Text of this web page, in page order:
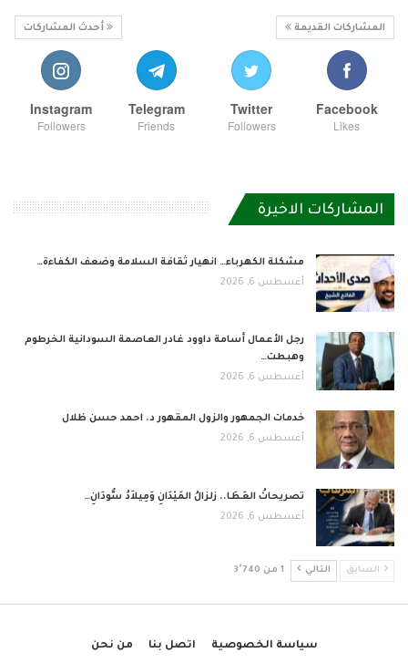
المشاركات القديمة أحدث المشاركات
Facebook
Likes
Twitter
Followers
Telegram
Friends
Instagram
Followers
المشاركات الاخيرة
مشكلة الكهرباء… انهيار ثقافة السلامة وضعف الكفاءة…
أغسطس 6, 2026
رجل الأعمال أسامة داوود غادر العاصمة السودانية الخرطوم
وهبطت…
أغسطس 6, 2026
خدمات الجمهور والزول المقهور د. احمد حسن ظلال
أغسطس 6, 2026
تصريحاتُ العَطَا.. زلزالُ المَيْدَانِ وَمِيلاَدُ سُّودَانِ…
أغسطس 6, 2026
السابق التالي 1 من 3٬740
سياسة الخصوصية اتصل بنا من نحن